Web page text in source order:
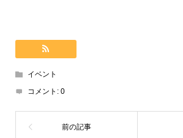
イベント
コメント: 0